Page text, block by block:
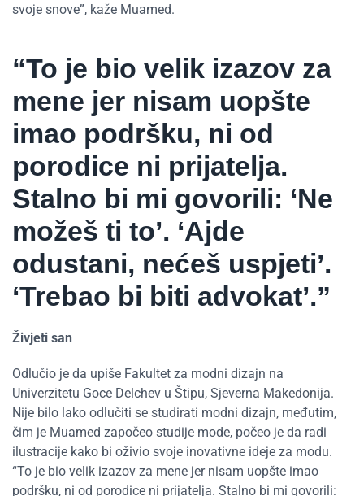
svoje snove”, kaže Muamed.
“To je bio velik izazov za
mene jer nisam uopšte
imao podršku, ni od
porodice ni prijatelja.
Stalno bi mi govorili: ‘Ne
možeš ti to’. ‘Ajde
odustani, nećeš uspjeti’.
‘Trebao bi biti advokat’.”
Živjeti san
Odlučio je da upiše Fakultet za modni dizajn na
Univerzitetu Goce Delchev u Štipu, Sjeverna Makedonija.
Nije bilo lako odlučiti se studirati modni dizajn, međutim,
čim je Muamed započeo studije mode, počeo je da radi
ilustracije kako bi oživio svoje inovativne ideje za modu.
“To je bio velik izazov za mene jer nisam uopšte imao
podršku, ni od porodice ni prijatelja. Stalno bi mi govorili: